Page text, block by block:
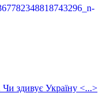
здивує Україну <...>